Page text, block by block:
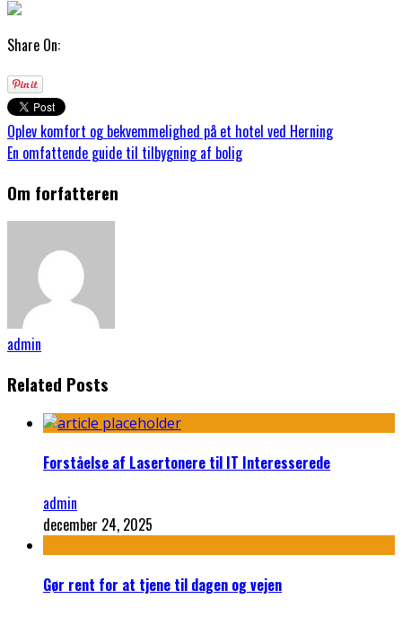
Share On:
Oplev komfort og bekvemmelighed på et hotel ved Herning
En omfattende guide til tilbygning af bolig
Om forfatteren
admin
Related Posts
Forståelse af Lasertonere til IT Interesserede
admin
december 24, 2025
Gør rent for at tjene til dagen og vejen